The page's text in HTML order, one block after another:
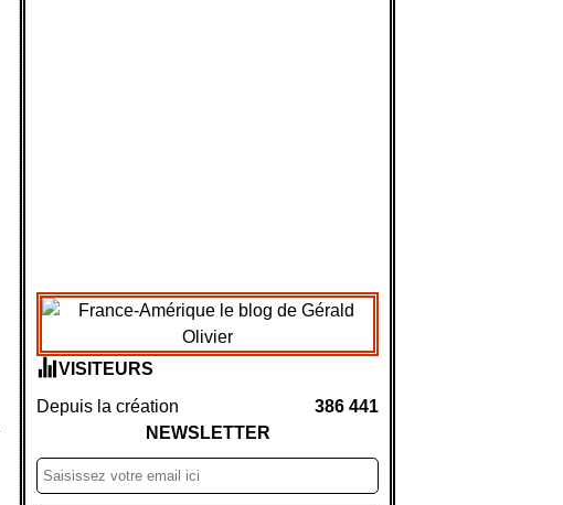
VISITEURS
Depuis la création
386 441
NEWSLETTER